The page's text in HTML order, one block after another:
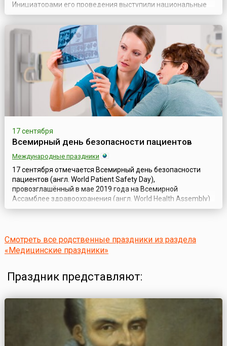
Инициаторами его проведения выступили национальные
организации – члены Международного движения Красного
Креста и Красного Полумесяца.Цель оказания первой
помощи – проведение пострадавшему необходимых
простейших медицинских мероприятий для спа...
17 сентября
Всемирный день безопасности пациентов
Международные праздники
17 сентября отмечается Всемирный день безопасности
пациентов (англ. World Patient Safety Day),
провозглашённый в мае 2019 года на Всемирной
Ассамблее здравоохранения (англ. World Health Assembly)
ВОЗ, которая и курирует основные мероприятия,
направлено на актуализацию важнейшего вопроса в
системах здр...
Смотреть все родственные праздники из раздела
«Медицинские праздники»
Праздник представляют: